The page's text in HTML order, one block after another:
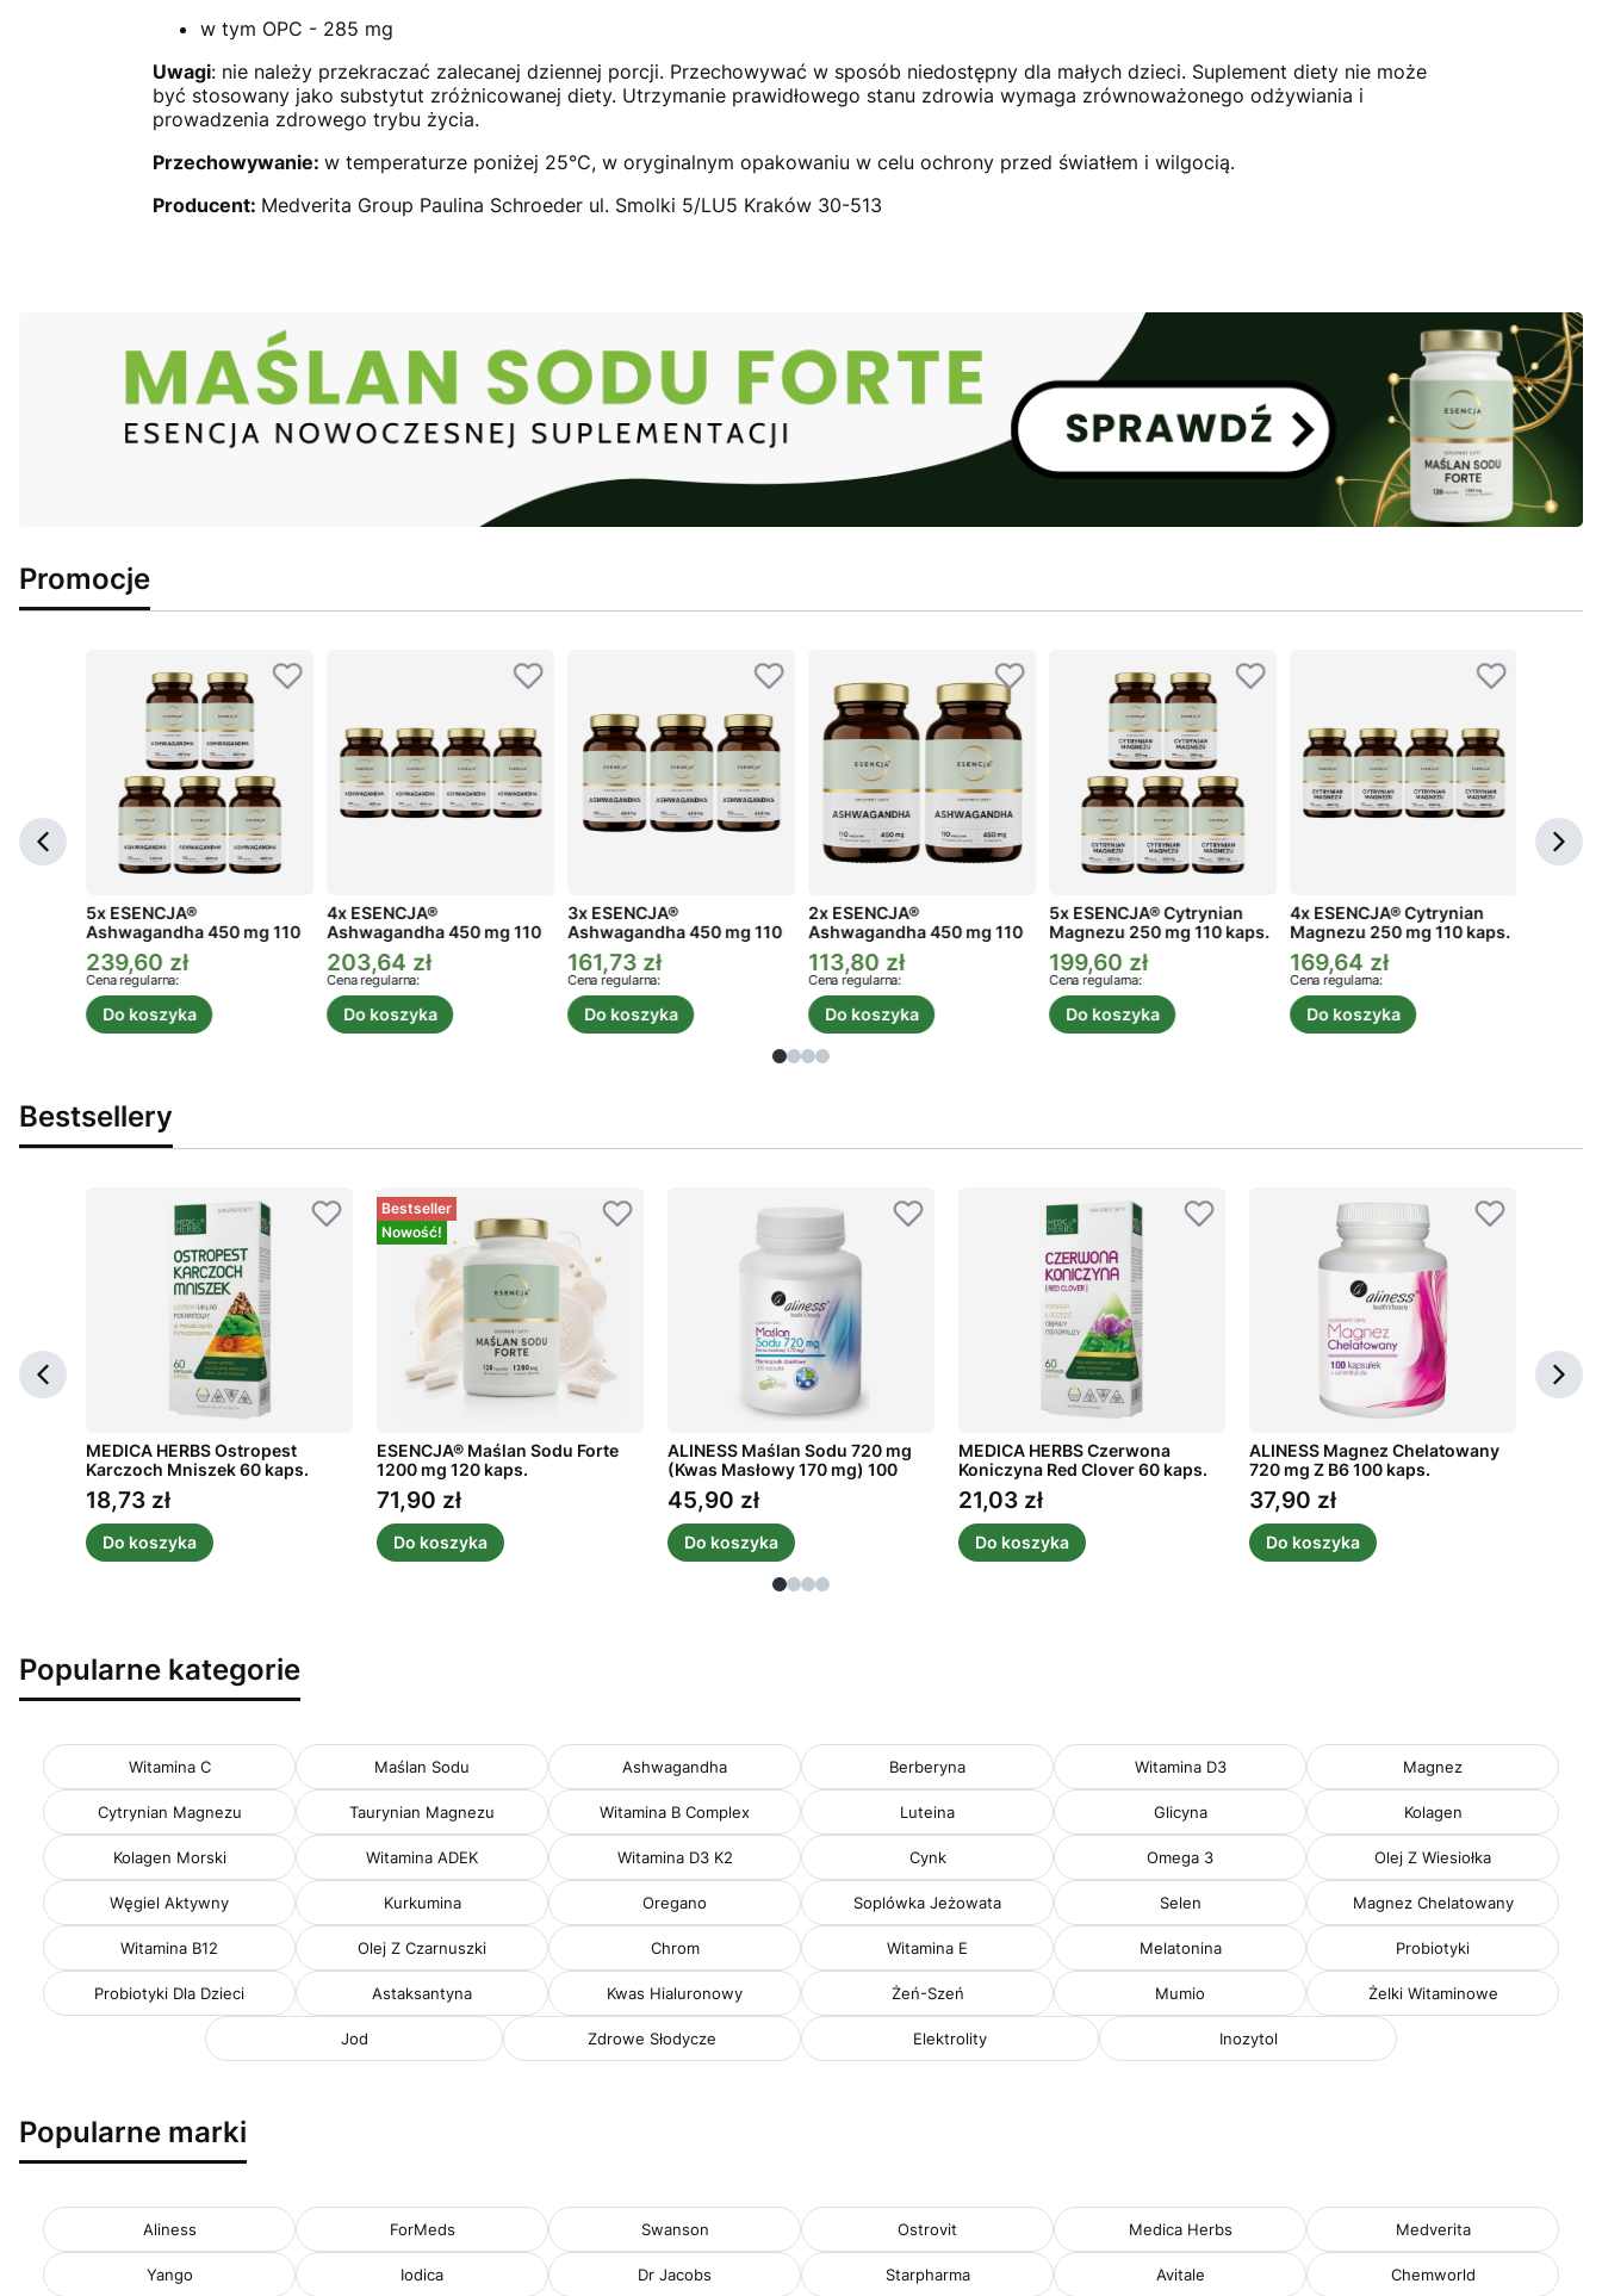
w tym OPC - 285 mg
Uwagi: nie należy przekraczać zalecanej dziennej porcji. Przechowywać w sposób niedostępny dla małych dzieci. Suplement diety nie może
być stosowany jako substytut zróżnicowanej diety. Utrzymanie prawidłowego stanu zdrowia wymaga zrównoważonego odżywiania i
prowadzenia zdrowego trybu życia.
Przechowywanie: w temperaturze poniżej 25°C, w oryginalnym opakowaniu w celu ochrony przed światłem i wilgocią.
Producent: Medverita Group Paulina Schroeder ul. Smolki 5/LU5 Kraków 30-513
Promocje
5x ESENCJA®
Ashwagandha 450 mg 110
kaps.
Cena promocyjna
239,60 zł
Cena regularna:
Do koszyka
4x ESENCJA®
Ashwagandha 450 mg 110
kaps.
Cena promocyjna
203,64 zł
Cena regularna:
Do koszyka
3x ESENCJA®
Ashwagandha 450 mg 110
kaps.
Cena promocyjna
161,73 zł
Cena regularna:
Do koszyka
2x ESENCJA®
Ashwagandha 450 mg 110
kaps.
Cena promocyjna
113,80 zł
Cena regularna:
Do koszyka
5x ESENCJA® Cytrynian
Magnezu 250 mg 110 kaps.
Cena promocyjna
199,60 zł
Cena regularna:
Do koszyka
4x ESENCJA® Cytrynian
Magnezu 250 mg 110 kaps.
Cena promocyjna
169,64 zł
Cena regularna:
Do koszyka
Bestsellery
MEDICA HERBS Ostropest
Karczoch Mniszek 60 kaps.
Cena
18,73 zł
Do koszyka
Bestseller
Nowość!
ESENCJA® Maślan Sodu Forte
1200 mg 120 kaps.
Cena
71,90 zł
Do koszyka
ALINESS Maślan Sodu 720 mg
(Kwas Masłowy 170 mg) 100
kaps.
Cena
45,90 zł
Do koszyka
MEDICA HERBS Czerwona
Koniczyna Red Clover 60 kaps.
Cena
21,03 zł
Do koszyka
ALINESS Magnez Chelatowany
720 mg Z B6 100 kaps.
Cena
37,90 zł
Do koszyka
Popularne kategorie
Witamina C Maślan Sodu Ashwagandha Berberyna Witamina D3 Magnez
Cytrynian Magnezu Taurynian Magnezu Witamina B Complex Luteina Glicyna Kolagen
Kolagen Morski Witamina ADEK Witamina D3 K2 Cynk Omega 3 Olej Z Wiesiołka
Węgiel Aktywny Kurkumina Oregano Soplówka Jeżowata Selen Magnez Chelatowany
Witamina B12 Olej Z Czarnuszki Chrom Witamina E Melatonina Probiotyki
Probiotyki Dla Dzieci Astaksantyna Kwas Hialuronowy Żeń-Szeń Mumio Żelki Witaminowe
Jod Zdrowe Słodycze Elektrolity Inozytol
Popularne marki
Aliness ForMeds Swanson Ostrovit Medica Herbs Medverita
Yango Iodica Dr Jacobs Starpharma Avitale Chemworld